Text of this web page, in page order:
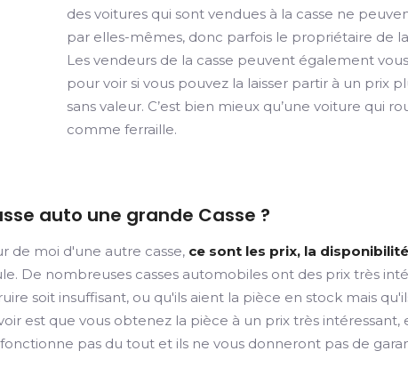
des voitures qui sont vendues à la casse ne
par elles-mêmes, donc parfois le propriétaire de
Les vendeurs de la casse peuvent également
pour voir si vous pouvez la laisser partir à un prix
sans valeur. C’est bien mieux qu’une voiture qui
comme ferraille.
auto une grande Casse ?
de moi d'une autre casse, ce sont les prix, la
De nombreuses casses automobiles ont des prix très
soit insuffisant, ou qu'ils aient la pièce en stock mais
est que vous obtenez la pièce à un prix très
pas du tout et ils ne vous donneront pas de